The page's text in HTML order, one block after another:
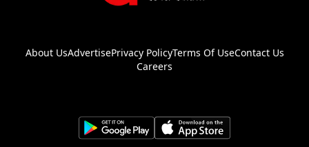
About UsAdvertisePrivacy PolicyTerms Of UseContact Us
Careers